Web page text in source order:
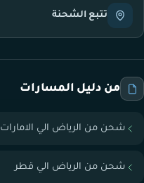
تتبع الشحنة
من دليل المسارات
شحن من الرياض الي الامارات
شحن من الرياض الي قطر